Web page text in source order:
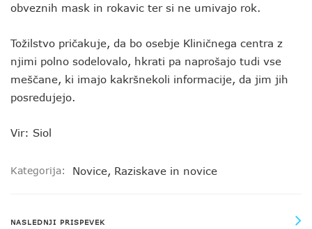
obveznih mask in rokavic ter si ne umivajo rok.
Tožilstvo pričakuje, da bo osebje Kliničnega centra z
njimi polno sodelovalo, hkrati pa naprošajo tudi vse
meščane, ki imajo kakršnekoli informacije, da jim jih
posredujejo.
Vir: Siol
Kategorija: Novice, Raziskave in novice
NASLEDNJI PRISPEVEK